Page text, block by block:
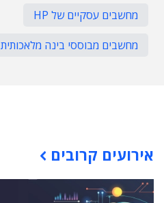
מחשבים עסקיים של HP
מחשבים מבוססי בינה מלאכותית
אירועים קרובים